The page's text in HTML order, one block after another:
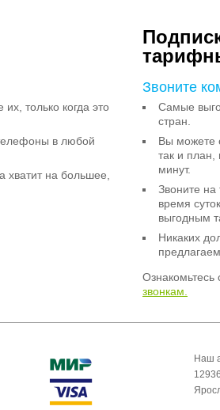
их, только когда это
в любой
хватит на большее,
Звоните
Самые
стран.
Вы можете
так и
минут.
Звоните
время
выгодным
Никаких
звонкам.
Наш